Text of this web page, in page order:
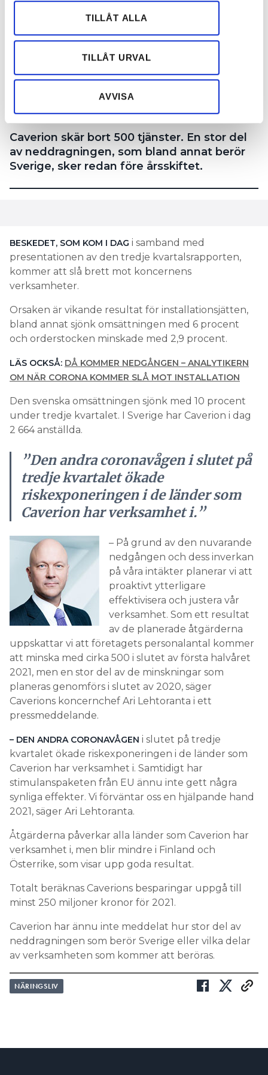
vidarebefordrar även sådana identifierare och annan
annons- och analysföretag som vi samarbetar med.
Dessa kan i sin tur kombinera informationen med annan
samlat in när du har använt deras tjänster.
TILLÅT ALLA
TILLÅT URVAL
AVVISA
Caverion skär bort 500 tjänster. En stor del
av neddragningen, som bland annat berör
Sverige, sker redan före årsskiftet.
BESKEDET, SOM KOM I DAG i samband med
presentationen av den tredje kvartalsrapporten,
kommer att slå brett mot koncernens
verksamheter.
Orsaken är vikande resultat för installationsjätten,
bland annat sjönk omsättningen med 6 procent
och orderstocken minskade med 2,9 procent.
LÄS OCKSÅ: DÅ KOMMER NEDGÅNGEN – ANALYTIKERN
OM NÄR CORONA KOMMER SLÅ MOT INSTALLATION
Den svenska omsättningen sjönk med 10 procent
under tredje kvartalet. I Sverige har Caverion i dag
2 664 anställda.
”Den andra coronavågen i slutet på
tredje kvartalet ökade
riskexponeringen i de länder som
Caverion har verksamhet i.”
– På grund av den nuvarande
nedgången och dess inverkan
på våra intäkter planerar vi att
proaktivt ytterligare
effektivisera och justera vår
verksamhet. Som ett resultat
av de planerade åtgärderna
uppskattar vi att företagets personalantal kommer
att minska med cirka 500 i slutet av första halvåret
2021, men en stor del av de minskningar som
planeras genomförs i slutet av 2020, säger
Caverions koncernchef Ari Lehtoranta i ett
pressmeddelande.
– DEN ANDRA CORONAVÅGEN i slutet på tredje
kvartalet ökade riskexponeringen i de länder som
Caverion har verksamhet i. Samtidigt har
stimulanspaketen från EU ännu inte gett några
synliga effekter. Vi förväntar oss en hjälpande hand
2021, säger Ari Lehtoranta.
Åtgärderna påverkar alla länder som Caverion har
verksamhet i, men blir mindre i Finland och
Österrike, som visar upp goda resultat.
Totalt beräknas Caverions besparingar uppgå till
minst 250 miljoner kronor för 2021.
Caverion har ännu inte meddelat hur stor del av
neddragningen som berör Sverige eller vilka delar
av verksamheten som kommer att beröras.
NÄRINGSLIV